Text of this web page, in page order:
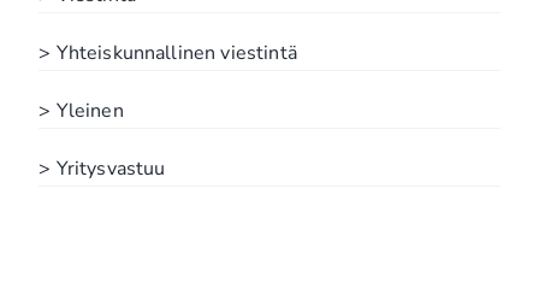
> Yhteiskunnallinen viestintä
> Yleinen
> Yritysvastuu